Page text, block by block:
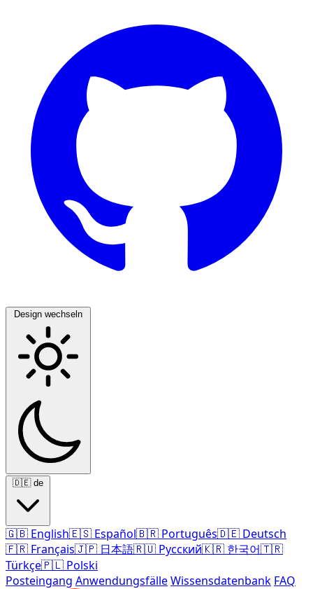
Design wechseln
🇩🇪 de
🇬🇧 English🇪🇸 Español🇧🇷 Português🇩🇪 Deutsch
🇫🇷 Français🇯🇵 日本語🇷🇺 Русский🇰🇷 한국어🇹🇷
Türkçe🇵🇱 Polski
Posteingang AnwendungsfälleWissensdatenbank FAQ